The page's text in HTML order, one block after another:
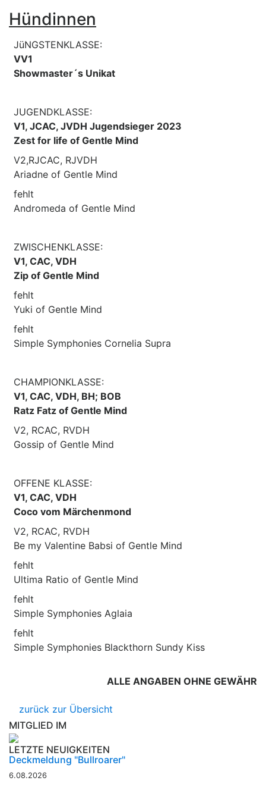
Hündinnen
JüNGSTENKLASSE:
VV1
Showmaster´s Unikat
JUGENDKLASSE:
V1, JCAC, JVDH Jugendsieger 2023
Zest for life of Gentle Mind
V2,RJCAC, RJVDH
Ariadne of Gentle Mind
fehlt
Andromeda of Gentle Mind
ZWISCHENKLASSE:
V1, CAC, VDH
Zip of Gentle Mind
fehlt
Yuki of Gentle Mind
fehlt
Simple Symphonies Cornelia Supra
CHAMPIONKLASSE:
V1, CAC, VDH, BH; BOB
Ratz Fatz of Gentle Mind
V2, RCAC, RVDH
Gossip of Gentle Mind
OFFENE KLASSE:
V1, CAC, VDH
Coco vom Märchenmond
V2, RCAC, RVDH
Be my Valentine Babsi of Gentle Mind
fehlt
Ultima Ratio of Gentle Mind
fehlt
Simple Symphonies Aglaia
fehlt
Simple Symphonies Blackthorn Sundy Kiss
ALLE ANGABEN OHNE GEWÄHR
zurück zur Übersicht
MITGLIED IM
LETZTE NEUIGKEITEN
Deckmeldung "Bullroarer"
6.08.2026